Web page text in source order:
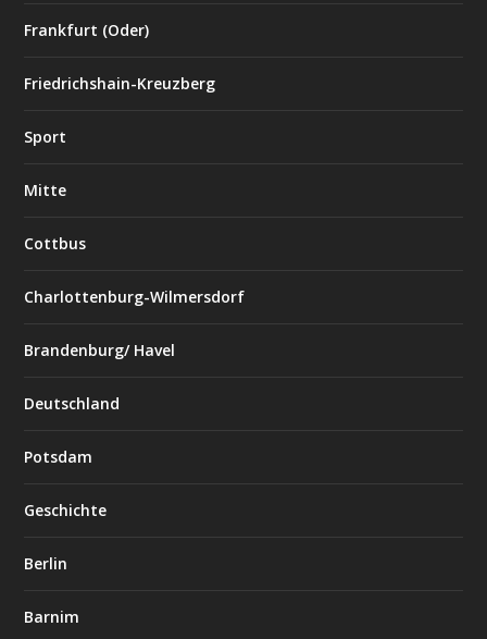
Frankfurt (Oder)
Friedrichshain-Kreuzberg
Sport
Mitte
Cottbus
Charlottenburg-Wilmersdorf
Brandenburg/ Havel
Deutschland
Potsdam
Geschichte
Berlin
Barnim